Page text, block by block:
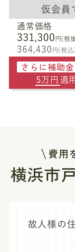
仮会員
通常価格
331,300 円(税
364,430 円(税込
さらに補助金
5万円 適用
費用
横浜市
故人様の